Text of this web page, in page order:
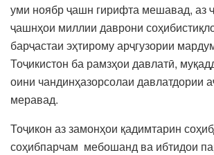
уми ноябр ҷашн гирифта мешавад, аз
ҷашнҳои миллии даврони
барҷастаи эҳтирому арҷгузории
Тоҷикистон ба рамзҳои давлатӣ,
оини чандинҳазорсолаи давлатдории
меравад.
Тоҷикон аз замонҳои қадимтарин
соҳибпарчам мебошанд ва ибтидои